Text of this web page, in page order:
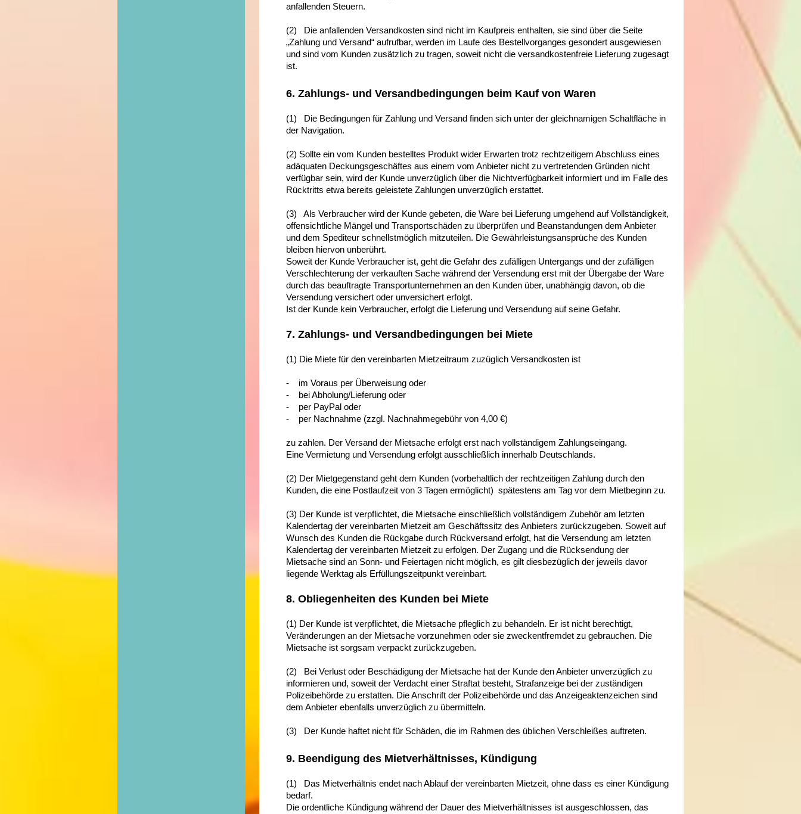
anfallenden Steuern.
(2) Die anfallenden Versandkosten sind nicht im Kaufpreis enthalten, sie sind über die Seite
„Zahlung und Versand“ aufrufbar, werden im Laufe des Bestellvorganges gesondert ausgewiesen
und sind vom Kunden zusätzlich zu tragen, soweit nicht die versandkostenfreie Lieferung zugesagt
ist.
6. Zahlungs- und Versandbedingungen beim Kauf von Waren
(1) Die Bedingungen für Zahlung und Versand finden sich unter der gleichnamigen Schaltfläche in
der Navigation.
(2) Sollte ein vom Kunden bestelltes Produkt wider Erwarten trotz rechtzeitigem Abschluss eines
adäquaten Deckungsgeschäftes aus einem vom Anbieter nicht zu vertretenden Gründen nicht
verfügbar sein, wird der Kunde unverzüglich über die Nichtverfügbarkeit informiert und im Falle des
Rücktritts etwa bereits geleistete Zahlungen unverzüglich erstattet.
(3) Als Verbraucher wird der Kunde gebeten, die Ware bei Lieferung umgehend auf Vollständigkeit,
offensichtliche Mängel und Transportschäden zu überprüfen und Beanstandungen dem Anbieter
und dem Spediteur schnellstmöglich mitzuteilen. Die Gewährleistungsansprüche des Kunden
bleiben hiervon unberührt.
Soweit der Kunde Verbraucher ist, geht die Gefahr des zufälligen Untergangs und der zufälligen
Verschlechterung der verkauften Sache während der Versendung erst mit der Übergabe der Ware
durch das beauftragte Transportunternehmen an den Kunden über, unabhängig davon, ob die
Versendung versichert oder unversichert erfolgt.
Ist der Kunde kein Verbraucher, erfolgt die Lieferung und Versendung auf seine Gefahr.
7. Zahlungs- und Versandbedingungen bei Miete
(1) Die Miete für den vereinbarten Mietzeitraum zuzüglich Versandkosten ist
- im Voraus per Überweisung oder
- bei Abholung/Lieferung oder
- per PayPal oder
- per Nachnahme (zzgl. Nachnahmegebühr von 4,00 €)
zu zahlen. Der Versand der Mietsache erfolgt erst nach vollständigem Zahlungseingang.
Eine Vermietung und Versendung erfolgt ausschließlich innerhalb Deutschlands.
(2) Der Mietgegenstand geht dem Kunden (vorbehaltlich der rechtzeitigen Zahlung durch den
Kunden, die eine Postlaufzeit von 3 Tagen ermöglicht) spätestens am Tag vor dem Mietbeginn zu.
(3) Der Kunde ist verpflichtet, die Mietsache einschließlich vollständigem Zubehör am letzten
Kalendertag der vereinbarten Mietzeit am Geschäftssitz des Anbieters zurückzugeben. Soweit auf
Wunsch des Kunden die Rückgabe durch Rückversand erfolgt, hat die Versendung am letzten
Kalendertag der vereinbarten Mietzeit zu erfolgen. Der Zugang und die Rücksendung der
Mietsache sind an Sonn- und Feiertagen nicht möglich, es gilt diesbezüglich der jeweils davor
liegende Werktag als Erfüllungszeitpunkt vereinbart.
8. Obliegenheiten des Kunden bei Miete
(1) Der Kunde ist verpflichtet, die Mietsache pfleglich zu behandeln. Er ist nicht berechtigt,
Veränderungen an der Mietsache vorzunehmen oder sie zweckentfremdet zu gebrauchen. Die
Mietsache ist sorgsam verpackt zurückzugeben.
(2) Bei Verlust oder Beschädigung der Mietsache hat der Kunde den Anbieter unverzüglich zu
informieren und, soweit der Verdacht einer Straftat besteht, Strafanzeige bei der zuständigen
Polizeibehörde zu erstatten. Die Anschrift der Polizeibehörde und das Anzeigeaktenzeichen sind
dem Anbieter ebenfalls unverzüglich zu übermitteln.
(3) Der Kunde haftet nicht für Schäden, die im Rahmen des üblichen Verschleißes auftreten.
9. Beendigung des Mietverhältnisses, Kündigung
(1) Das Mietverhältnis endet nach Ablauf der vereinbarten Mietzeit, ohne dass es einer Kündigung
bedarf.
Die ordentliche Kündigung während der Dauer des Mietverhältnisses ist ausgeschlossen, das